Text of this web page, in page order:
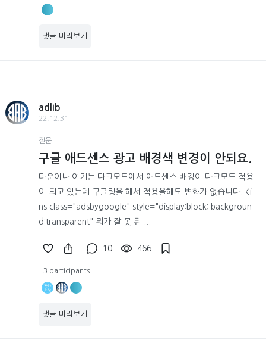
댓글 미리보기
adlib
22.12.31
질문
구글 애드센스 광고 배경색 변경이 안되요.
타운이나 여기는 다크모드에서 애드센스 배경이 다크모드 적용
이 되고 있는데 구글링을 해서 적용을해도 변화가 없습니다. <i
ns class="adsbygoogle" style="display:block; backgroun
d:transparent" 뭐가 잘 못 된 ...
10 466
3 participants
댓글 미리보기